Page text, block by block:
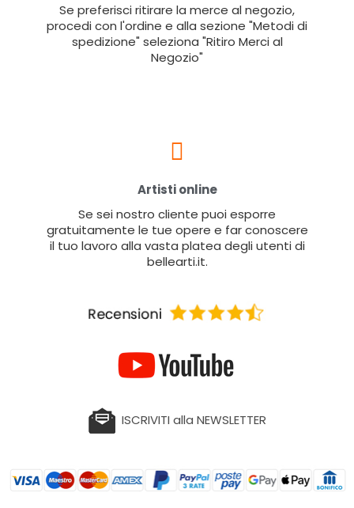
Se preferisci ritirare la merce al negozio,
procedi con l'ordine e alla sezione "Metodi di
spedizione" seleziona "Ritiro Merci al
Negozio"
Artisti online
Se sei nostro cliente puoi esporre
gratuitamente le tue opere e far conoscere
il tuo lavoro alla vasta platea degli utenti di
bellearti.it.
ISCRIVITI alla NEWSLETTER